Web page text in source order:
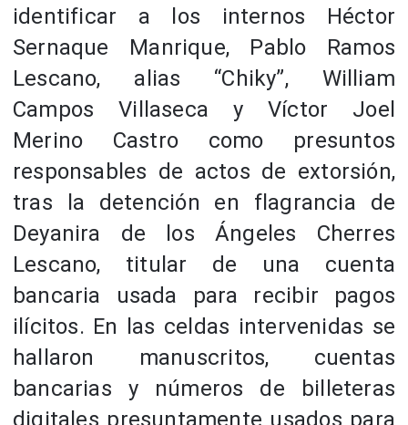
identificar a los internos Héctor
Sernaque Manrique, Pablo Ramos
Lescano, alias “Chiky”, William
Campos Villaseca y Víctor Joel
Merino Castro como presuntos
responsables de actos de extorsión,
tras la detención en flagrancia de
Deyanira de los Ángeles Cherres
Lescano, titular de una cuenta
bancaria usada para recibir pagos
ilícitos. En las celdas intervenidas se
hallaron manuscritos, cuentas
bancarias y números de billeteras
digitales presuntamente usados para